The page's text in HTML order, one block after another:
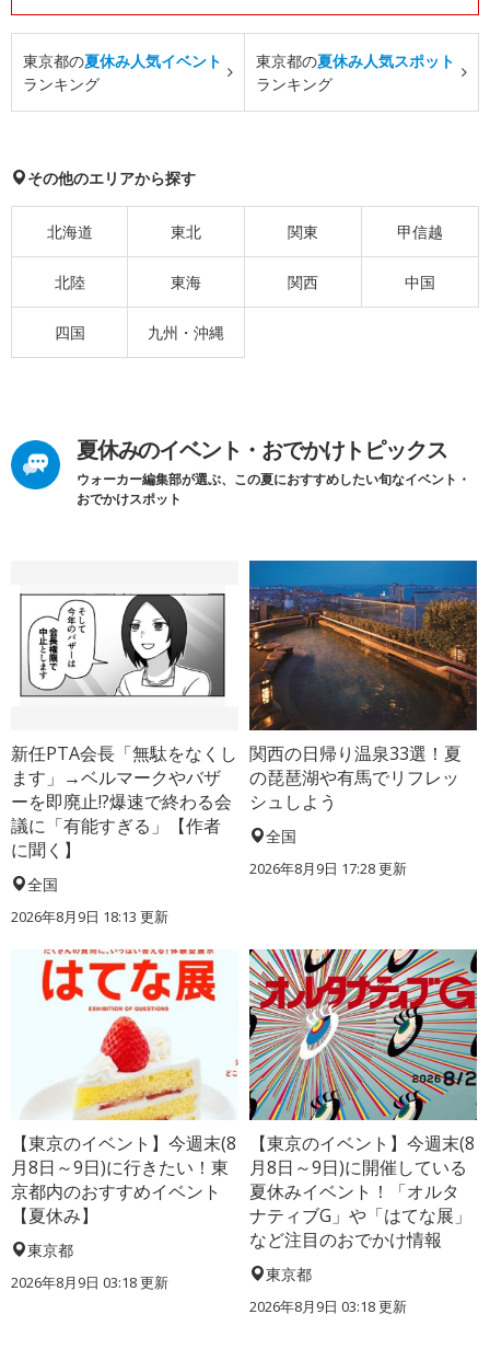
東京都の夏休み人気イベント
ランキング
東京都の夏休み人気スポット
ランキング
その他のエリアから探す
北海道 東北 関東 甲信越
北陸 東海 関西 中国
四国 九州・沖縄
夏休みのイベント・おでかけトピックス
ウォーカー編集部が選ぶ、この夏におすすめしたい旬なイベント・
おでかけスポット
新任PTA会長「無駄をなくし
ます」→ベルマークやバザ
ーを即廃止!?爆速で終わる会
議に「有能すぎる」【作者
に聞く】
全国
2026年8月9日 18:13 更新
関西の日帰り温泉33選！夏
の琵琶湖や有馬でリフレッ
シュしよう
全国
2026年8月9日 17:28更新
【東京のイベント】今週末(8
月8日～9日)に行きたい！東
京都内のおすすめイベント
【夏休み】
東京都
2026年8月9日 03:18更新
【東京のイベント】今週末(8
月8日～9日)に開催している
夏休みイベント！「オルタ
ナティブG」や「はてな展」
など注目のおでかけ情報
東京都
2026年8月9日 03:18更新